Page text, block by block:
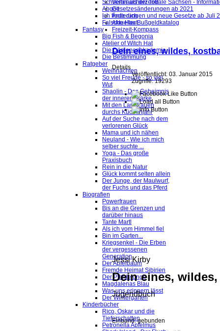
Schneller als der Tod
Abgott
Ich finde dich
Falsche Haut
Fantasy
Big Fish & Begonia
Atelier of Witch Hat
Die Dämonenakademie
Die Bestimmung
Ratgeber
Weihnachten
So viel Freude - so viel
Wut
Shaolin - Das Geheimnis
der inneren Stärke
Mit den Landfrauen
durchs Küchenjahr
Auf der Suche nach dem
verlorenen Glück
Mama und ich nähen
Neuland - Wie ich mich
selber suchte ...
Yoga - Das große
Praxisbuch
Rein in die Natur
Glück kommt selten allein
Der Junge, der Maulwurf,
der Fuchs und das Pferd
Biografien
Powerfrauen
Bis an die Grenzen und
darüber hinaus
Tante Martl
Als ich vom Himmel fiel
Bin im Garten...
Kriegsenkel - Die Erben
der vergessenen
Generation
Der Apfelbaum
Fremde Heimat Sibirien
Der Pferdejunge
Magdalenas Blau
Was uns erinnern lässt
Der Wintergarten
Kinderbücher
Rico, Oskar und die
Tieferschatten
Petronella Apfelmus
Verbraucherzentrale Sachsen -
Gesetzesänderungen ab 2021
Änderungen und neue Gesetze ab Juli
Aktueller Bußgeldkatalog
Freizeit-Kompass
Dein eines, wildes,
Details
Veröffentlicht: 03. Januar 2015
Zugriffe: 19293
Jessi Kirby
Dein eines,
Jugendbuch
Einband: gebunden